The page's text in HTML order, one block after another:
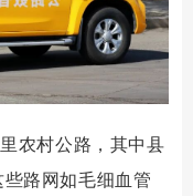
农村公路，其中县
些路网如毛细血管